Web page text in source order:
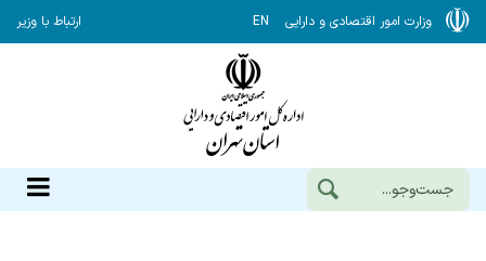
وزارت امور اقتصادی و دارایی EN ارتباط با وزیر